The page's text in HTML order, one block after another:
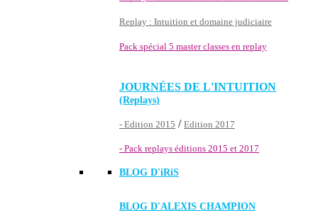
Replay : Intuition et domaine judiciaire
Pack spécial 5 master classes en replay
JOURNÉES DE L'INTUITION
(Replays)
- Edition 2015 / Edition 2017
- Pack replays éditions 2015 et 2017
BLOG D'iRiS
BLOG D'ALEXIS CHAMPION